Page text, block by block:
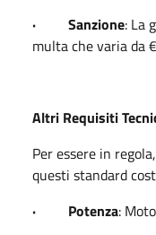
· Sanzione: La
multa che varia da
Altri Requisiti
Per essere in
questi standard
· Potenza: